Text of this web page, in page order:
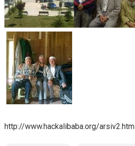
http://www.hackalibaba.org/arsiv2.html